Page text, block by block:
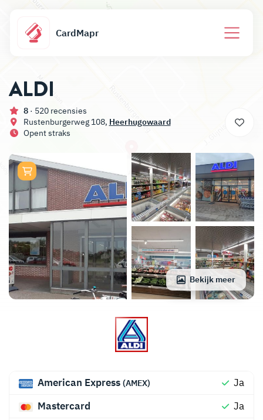
CardMapr
ALDI
8 · 520 recensies
Rustenburgerweg 108, Heerhugowaard
Opent straks
Bekijk meer
American Express (AMEX)
Ja
Mastercard
Ja